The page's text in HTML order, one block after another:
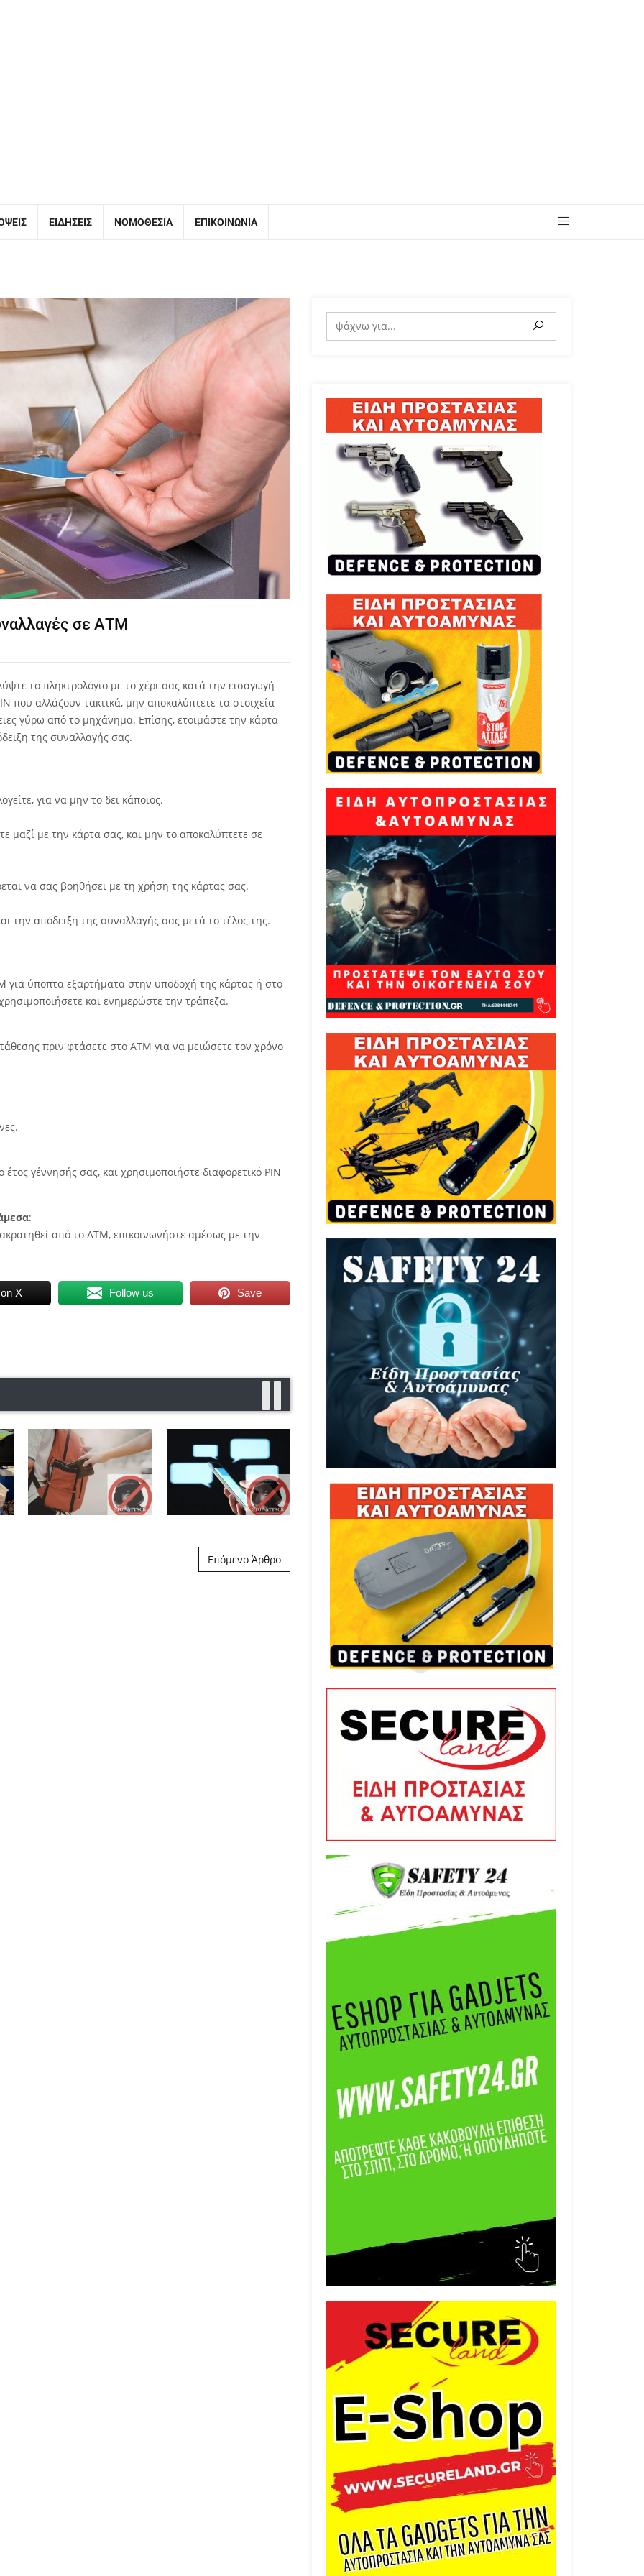
ΕΙΔΉΣΕΙΣ ΝΟΜΟΘΕΣΊΑ ΕΠΙΚΟΙΝΩΝΊΑ
σε ΑΤΜ
το πληκτρολόγιο με το χέρι σας κατά την εισαγωγή
που αλλάζουν τακτικά, μην αποκαλύπτετε τα στοιχεία
γύρω από το μηχάνημα. Επίσης, ετοιμάστε την κάρτα
της συναλλαγής σας.
για να μην το δει κάποιος.
μαζί με την κάρτα σας, και μην το αποκαλύπτετε σε
να σας βοηθήσει με τη χρήση της κάρτας σας.
την απόδειξη της συναλλαγής σας μετά το τέλος της.
για ύποπτα εξαρτήματα στην υποδοχή της κάρτας ή στο
και ενημερώστε την τράπεζα.
πριν φτάσετε στο ΑΤΜ για να μειώσετε τον χρόνο
γέννησής σας, και χρησιμοποιήστε διαφορετικό PIN
:
από το ΑΤΜ, επικοινωνήστε αμέσως με την
X Follow us Save
Επόμενο Άρθρο